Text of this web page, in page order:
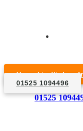
01525
Unverbindlich
01525 1094496